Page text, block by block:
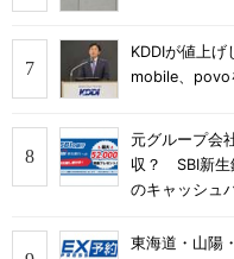
KDDIが値上
mobile、povo
元グループ会
収？ SBI新生
のキャッシュ
東海道・山陽